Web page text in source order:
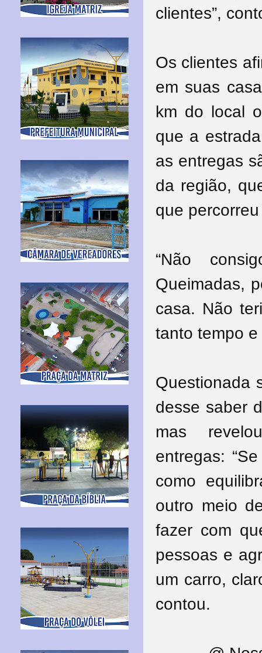
clientes”,
Os clientes
em suas
km do local
que a
as entregas
da região,
que
“Não
Queimadas,
casa. Não
tanto tempo e
Questionada
desse saber
mas
entregas:
como
outro meio
fazer com
pessoas e
um carro,
contou.